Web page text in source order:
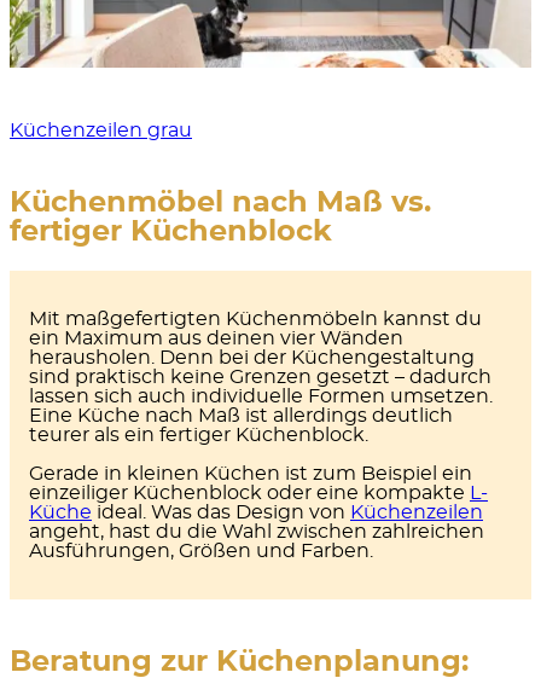
Küchenzeilen grau
Küchenmöbel nach Maß vs.
fertiger Küchenblock
Mit maßgefertigten Küchenmöbeln kannst du
ein Maximum aus deinen vier Wänden
herausholen. Denn bei der Küchengestaltung
sind praktisch keine Grenzen gesetzt – dadurch
lassen sich auch individuelle Formen umsetzen.
Eine Küche nach Maß ist allerdings deutlich
teurer als ein fertiger Küchenblock.
Gerade in kleinen Küchen ist zum Beispiel ein
einzeiliger Küchenblock oder eine kompakte
L-
Küche ideal. Was das Design von Küchenzeilen
angeht, hast du die Wahl zwischen zahlreichen
Ausführungen, Größen und Farben.
Beratung zur Küchenplanung: